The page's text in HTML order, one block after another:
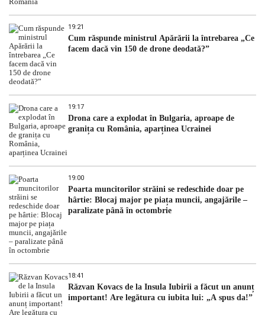
19:21
Cum răspunde ministrul Apărării la întrebarea „Ce
facem dacă vin 150 de drone deodată?”
19:17
Drona care a explodat în Bulgaria, aproape de
granița cu România, aparținea Ucrainei
19:00
Poarta muncitorilor străini se redeschide doar pe
hârtie: Blocaj major pe piața muncii, angajările –
paralizate până în octombrie
18:41
Răzvan Kovacs de la Insula Iubirii a făcut un anunț
important! Are legătura cu iubita lui: „A spus da!”